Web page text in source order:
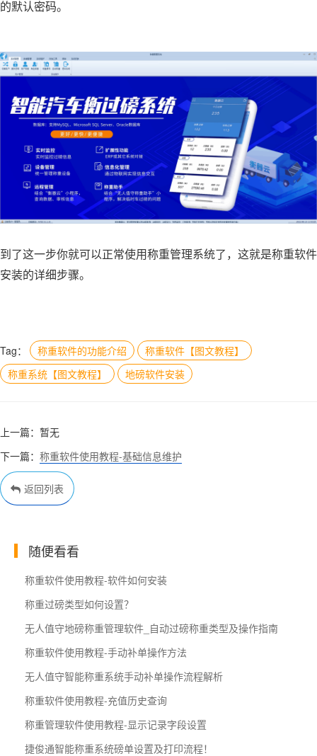
的默认密码。
到了这一步你就可以正常使用称重管理系统了，这就是称重软件
安装的详细步骤。
Tag： 称重软件的功能介绍
称重软件【图文教程】
称重系统【图文教程】
地磅软件安装
上一篇：暂无
下一篇： 称重软件使用教程-基础信息维护
返回列表
随便看看
称重软件使用教程-软件如何安装
称重过磅类型如何设置？
无人值守地磅称重管理软件_自动过磅称重类型及操作指南
称重软件使用教程-手动补单操作方法
无人值守智能称重系统手动补单操作流程解析
称重软件使用教程-充值历史查询
称重管理软件使用教程-​显示记录字段设置
捷俊通智能称重系统磅单设置及打印流程！